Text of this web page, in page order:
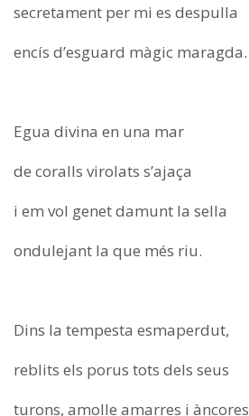
secretament per mi es despulla
encís d’esguard màgic maragda.
Egua divina en una mar
de coralls virolats s’ajaça
i em vol genet damunt la sella
ondulejant la que més riu.
Dins la tempesta esmaperdut,
reblits els porus tots dels seus
turons, amolle amarres i àncores